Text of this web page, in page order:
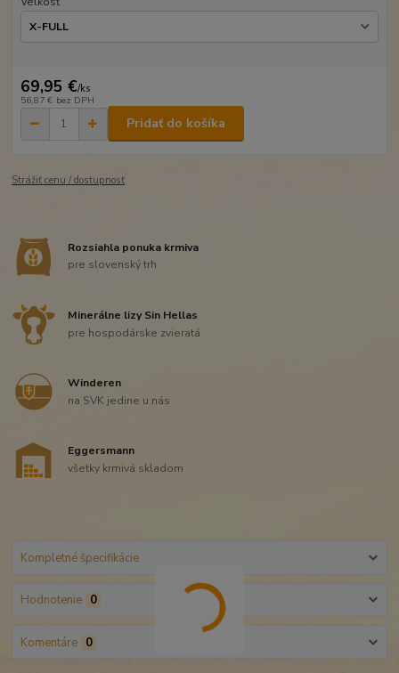
69,95 €/ks
56,87 € bez DPH
Pridať do košíka
Strážiť cenu / dostupnosť
Rozsiahla ponuka krmiva
pre slovenský trh
Minerálne lizy Sin Hellas
pre hospodárske zvieratá
Winderen
na SVK jedine u nás
Eggersmann
všetky krmivá skladom
Kompletné špecifikácie
Hodnotenie 0
Komentáre 0